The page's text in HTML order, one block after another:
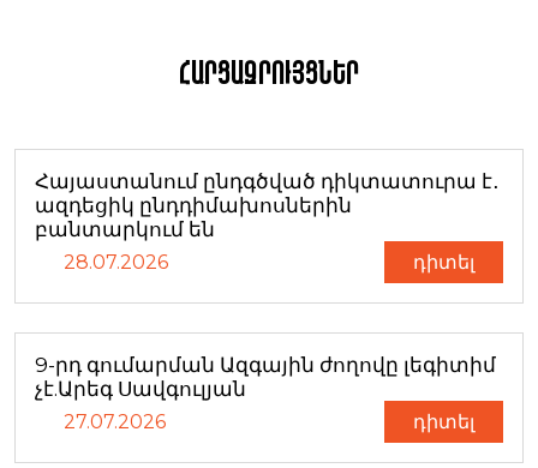
Հարցազրույցներ
Հայաստանում ընդգծված դիկտատուրա է․
ազդեցիկ ընդդիմախոսներին
բանտարկում են
28.07.2026 դիտել
9-րդ գումարման Ազգային ժողովը լեգիտիմ
չէ.Արեգ Սավգուլյան
27.07.2026 դիտել